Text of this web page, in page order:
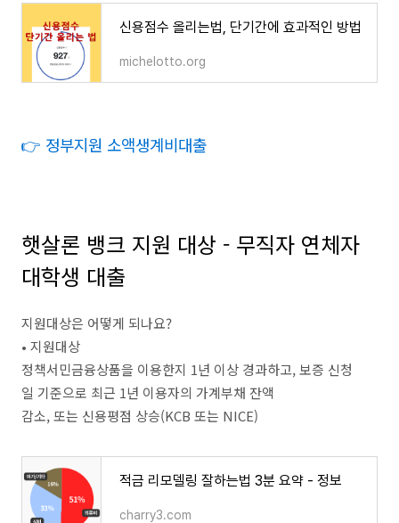
신용점수 올리는법, 단기간에 효과적인 방법
michelotto.org
👉 정부지원 소액생계비대출
햇살론 뱅크 지원 대상 - 무직자 연체자
대학생 대출
지원대상은 어떻게 되나요?
• 지원대상
정책서민금융상품을 이용한지 1년 이상 경과하고, 보증 신청
일 기준으로 최근 1년 이용자의 가계부채 잔액
감소, 또는 신용평점 상승(KCB 또는 NICE)
적금 리모델링 잘하는법 3분 요약 - 정보
charry3.com